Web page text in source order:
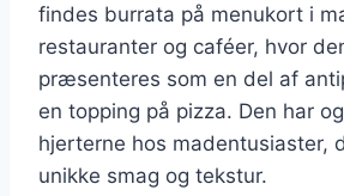
findes burrata på menukort i
restauranter og caféer, hvor
præsenteres som en del af
en topping på pizza. Den har
hjerterne hos madentusiaster,
unikke smag og tekstur.